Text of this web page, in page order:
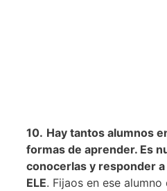
10. Hay tantos alumnos
formas de aprender. Es
conocerlas y responder a
ELE. Fijaos en ese